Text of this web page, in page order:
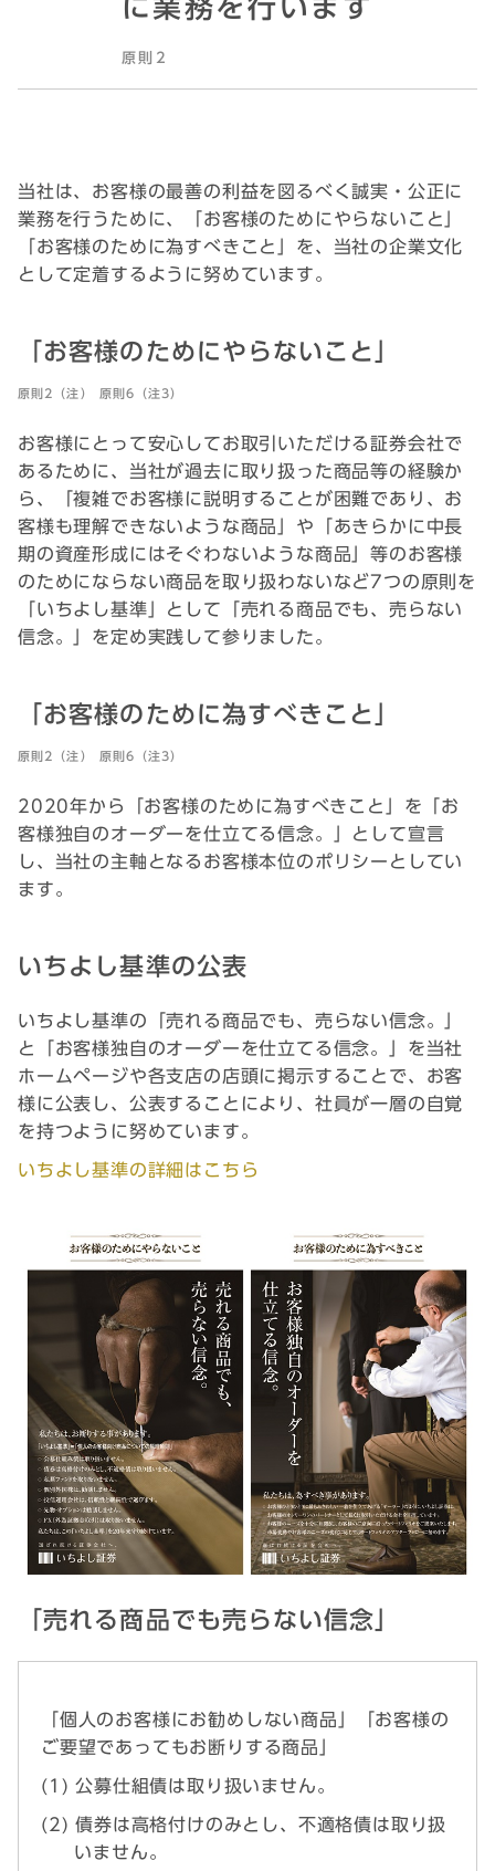
に業務を行います
原則2
当社は、お客様の最善の利益を図るべく誠実・公正に
業務を行うために、「お客様のためにやらないこと」
「お客様のために為すべきこと」を、当社の企業文化
として定着するように努めています。
「お客様のためにやらないこと」
原則2（注） 原則6（注3）
お客様にとって安心してお取引いただける証券会社で
あるために、当社が過去に取り扱った商品等の経験か
ら、「複雑でお客様に説明することが困難であり、お
客様も理解できないような商品」や「あきらかに中長
期の資産形成にはそぐわないような商品」等のお客様
のためにならない商品を取り扱わないなど7つの原則を
「いちよし基準」として「売れる商品でも、売らない
信念。」を定め実践して参りました。
「お客様のために為すべきこと」
原則2（注） 原則6（注3）
2020年から「お客様のために為すべきこと」を「お
客様独自のオーダーを仕立てる信念。」として宣言
し、当社の主軸となるお客様本位のポリシーとしてい
ます。
いちよし基準の公表
いちよし基準の「売れる商品でも、売らない信念。」
と「お客様独自のオーダーを仕立てる信念。」を当社
ホームページや各支店の店頭に掲示することで、お客
様に公表し、公表することにより、社員が一層の自覚
を持つように努めています。
いちよし基準の詳細はこちら
「売れる商品でも売らない信念」
「個人のお客様にお勧めしない商品」「お客様の
ご要望であってもお断りする商品」
公募仕組債は取り扱いません。
債券は高格付けのみとし、不適格債は取り扱
いません。